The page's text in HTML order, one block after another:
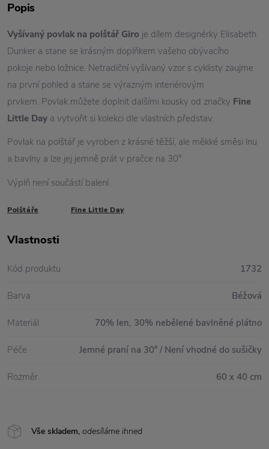
Vše skladem, odesíláme ihned
Popis
Vyšívaný povlak na polštář Giro je dílem designérky Elisabeth
Dunker a stane se krásným doplňkem vašeho obývacího
pokoje nebo ložnice. Netradiční vyšívaný vzor s cyklisty zaujme
na první pohled a stane se výrazným interiérovým
prvkem. Povlak můžete doplnit dalšími kousky od značky Fine
Little Day a vytvořit si kolekci dle vlastních představ.
Povlak na polštář je vyroben z krásné těžší, ale měkké směsi lnu
a bavlny a lze jej jemně prát v pračce na 30°.
Výplň není součástí balení.
Polštáře Fine Little Day
Vlastnosti
Kód produktu 1732
Barva Béžová
Materiál 70% len, 30% nebělené bavlněné plátno
Péče Jemné praní na 30° / Není vhodné do sušičky
Rozměr 60 x 40 cm